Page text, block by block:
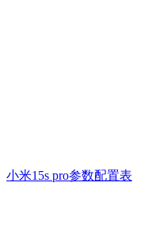
小米15s pro参数配置表